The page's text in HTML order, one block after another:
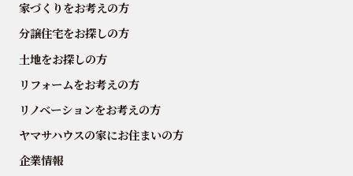
家づくりをお考えの方
分譲住宅をお探しの方
土地をお探しの方
リフォームをお考えの方
リノベーションをお考えの方
ヤマサハウスの家にお住まいの方
企業情報